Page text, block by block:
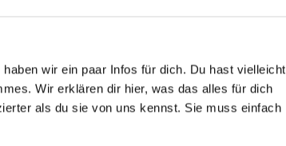
wir ein paar Infos für dich. Du hast vielleicht
Wir erklären dir hier, was das alles für dich
als du sie von uns kennst. Sie muss einfach